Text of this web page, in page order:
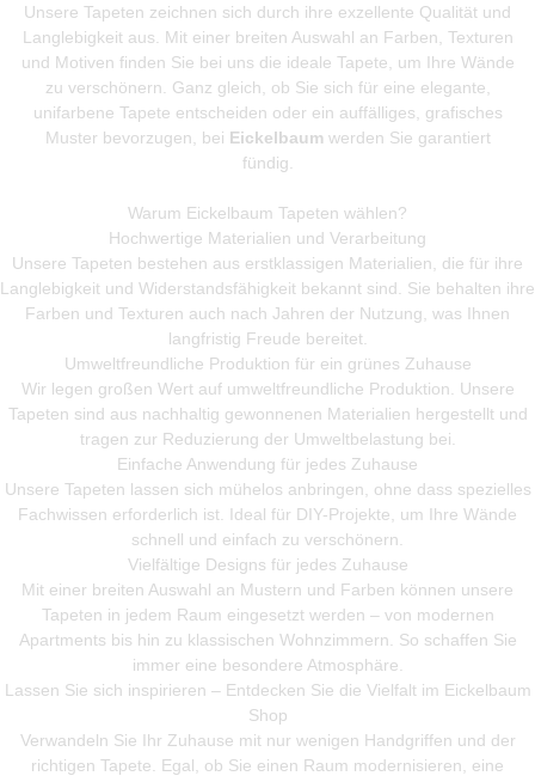
Unsere Tapeten zeichnen sich durch ihre exzellente Qualität und
Langlebigkeit aus. Mit einer breiten Auswahl an Farben, Texturen
und Motiven finden Sie bei uns die ideale Tapete, um Ihre Wände
zu verschönern. Ganz gleich, ob Sie sich für eine elegante,
unifarbene Tapete entscheiden oder ein auffälliges, grafisches
Muster bevorzugen, bei Eickelbaum werden Sie garantiert
fündig.
Warum Eickelbaum Tapeten wählen?
Hochwertige Materialien und Verarbeitung
Unsere Tapeten bestehen aus erstklassigen Materialien, die für ihre
Langlebigkeit und Widerstandsfähigkeit bekannt sind. Sie behalten ihre
Farben und Texturen auch nach Jahren der Nutzung, was Ihnen
langfristig Freude bereitet.
Umweltfreundliche Produktion für ein grünes Zuhause
Wir legen großen Wert auf umweltfreundliche Produktion. Unsere
Tapeten sind aus nachhaltig gewonnenen Materialien hergestellt und
tragen zur Reduzierung der Umweltbelastung bei.
Einfache Anwendung für jedes Zuhause
Unsere Tapeten lassen sich mühelos anbringen, ohne dass spezielles
Fachwissen erforderlich ist. Ideal für DIY-Projekte, um Ihre Wände
schnell und einfach zu verschönern.
Vielfältige Designs für jedes Zuhause
Mit einer breiten Auswahl an Mustern und Farben können unsere
Tapeten in jedem Raum eingesetzt werden – von modernen
Apartments bis hin zu klassischen Wohnzimmern. So schaffen Sie
immer eine besondere Atmosphäre.
Lassen Sie sich inspirieren – Entdecken Sie die Vielfalt im Eickelbaum
Shop
Verwandeln Sie Ihr Zuhause mit nur wenigen Handgriffen und der
richtigen Tapete. Egal, ob Sie einen Raum modernisieren, eine